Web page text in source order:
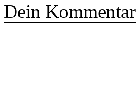
Dein Kommentar